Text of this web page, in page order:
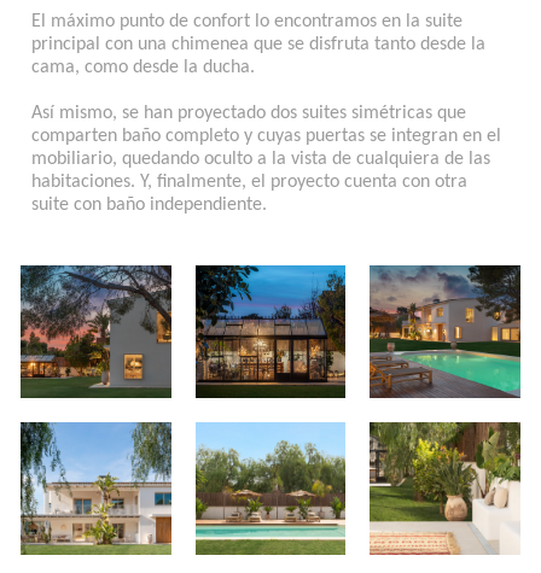
El máximo punto de confort lo encontramos en la suite
principal con una chimenea que se disfruta tanto desde la
cama, como desde la ducha.
Así mismo, se han proyectado dos suites simétricas que
comparten baño completo y cuyas puertas se integran en el
mobiliario, quedando oculto a la vista de cualquiera de las
habitaciones. Y, finalmente, el proyecto cuenta con otra
suite con baño independiente.